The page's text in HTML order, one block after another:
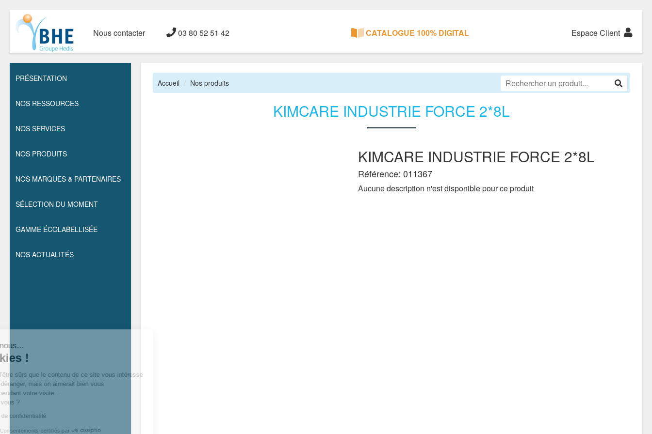
Salut c'est nous...
les cookies !
On a attendu d’être sûrs que le contenu de ce site vous intéresse
avant de vous déranger, mais on aimerait bien vous
accompagner pendant votre visite...
C’est OK pour vous ?
Lire la politique de confidentialité
Consentements certifiés par
Nous contacter 03 80 52 51 42 CATALOGUE 100% DIGITAL Espace Client
PRÉSENTATION
NOS RESSOURCES
NOS SERVICES
NOS PRODUITS
NOS MARQUES & PARTENAIRES
SÉLECTION DU MOMENT
GAMME ÉCOLABELLISÉE
NOS ACTUALITÉS
Accueil Nos produits
KIMCARE INDUSTRIE FORCE 2*8L
KIMCARE INDUSTRIE FORCE 2*8L
Référence: 011367
Aucune description n'est disponible pour ce produit